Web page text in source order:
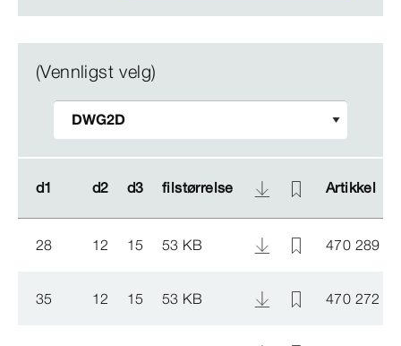
(Vennligst velg)
d1 d2 d3 filstørrelse Artikkel
d1 d2 d3 filstørrelse Artikkel
28 12 15 53 KB 470 289
35 12 15 53 KB 470 272